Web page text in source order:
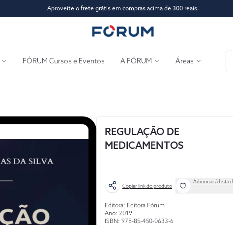
Aproveite o frete grátis em compras acima de 300 reais.
FÓRUM Cursos e Eventos A FÓRUM Áreas
REGULAÇÃO DE
MEDICAMENTOS
Copiar link do produto
Adicionar à Lista
Editora: Editora Fórum
Ano: 2019
ISBN: 978-85-450-0633-6